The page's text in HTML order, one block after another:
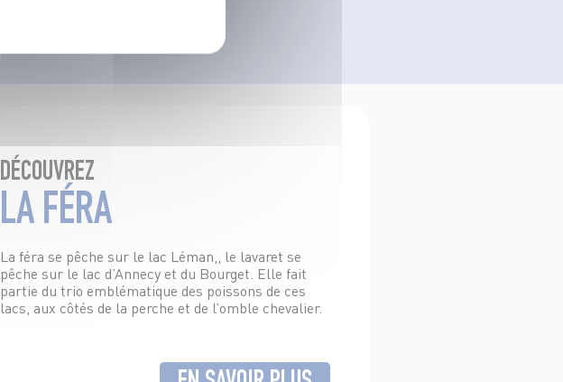
DÉCOUVREZ
LA FÉRA
La féra se pêche sur le lac Léman,, le lavaret se
pêche sur le lac d’Annecy et du Bourget. Elle fait
partie du trio emblématique des poissons de ces
lacs, aux côtés de la perche et de l’omble chevalier.